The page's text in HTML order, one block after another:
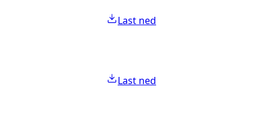
Last ned
Last ned